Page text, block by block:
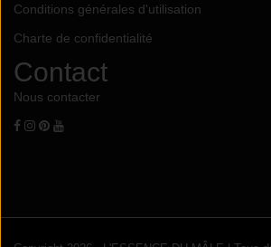
Conditions générales d'utilisation
Charte de confidentialité
Contact
Nous contacter